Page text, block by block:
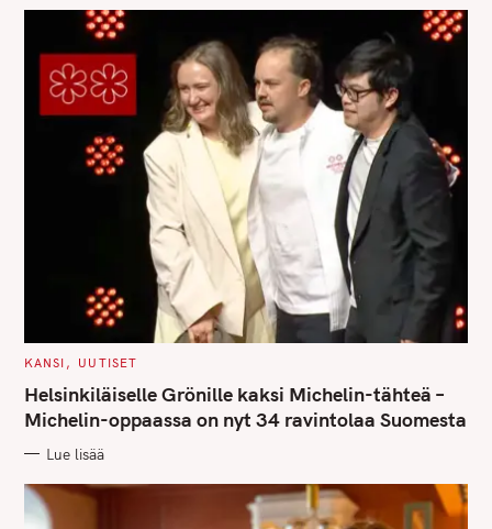
C
T
E
G
O
I
S
KANSI UUTISET
Helsinkiläiselle Grönille kaksi Michelin-tähteä –
Michelin-oppaassa on nyt 34 ravintolaa Suomesta
Lue lisää